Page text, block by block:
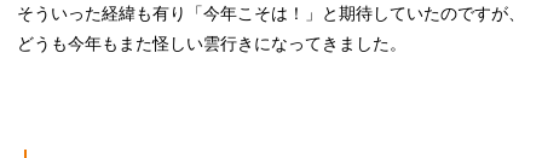
そういった経緯も有り「今年こそは！」と期待していたのですが、
どうも今年もまた怪しい雲行きになってきました。